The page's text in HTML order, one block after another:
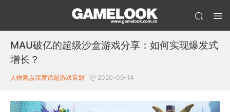
MAU破亿的超级沙盒游戏分享：如何实现爆发式
增长？
人物观点深度话题游戏策划 2020-09-14